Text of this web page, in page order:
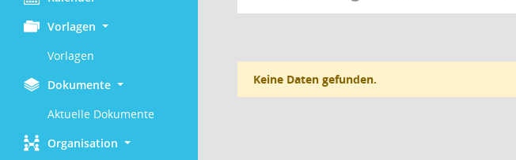
Vorlagen
Vorlagen
Dokumente
Aktuelle Dokumente
Organisation
Keine Daten gefunden.